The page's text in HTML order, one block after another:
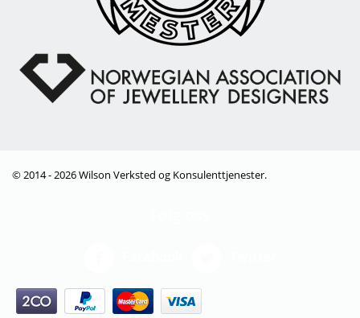
© 2014 - 2026 Wilson Verksted og Konsulenttjenester.